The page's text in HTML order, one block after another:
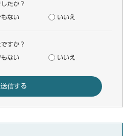
たか？
ない いいえ
すか？
ない いいえ